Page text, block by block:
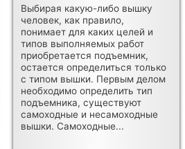
Выбирая какую-либо вышку
человек, как правило,
понимает для каких целей и
типов выполняемых работ
приобретается подъемник,
остается определиться только
с типом вышки. Первым делом
необходимо определить тип
подъемника, существуют
самоходные и несамоходные
вышки. Самоходные...